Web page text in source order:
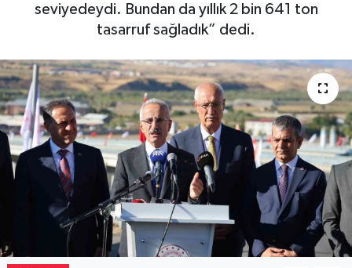
seviyedeydi. Bundan da yıllık 2 bin 641 ton
tasarruf sağladık” dedi.
Müzik
Resmi İlanlar
Sağlık
Sinemalar
Siyaset